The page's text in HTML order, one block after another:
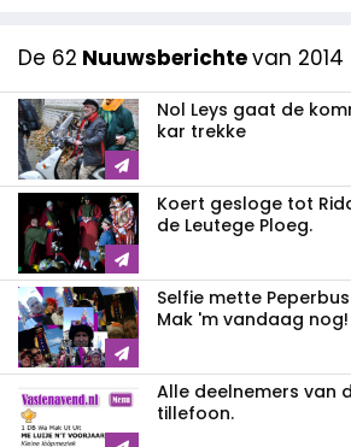
De 62 Nuuwsberichtevan 2014
Nol Leys gaat de
kar trekke
Koert gesloge tot
de Leutege Ploeg.
Selfie mette
Mak 'm vandaag nog!
Alle deelnemers van
tillefoon.